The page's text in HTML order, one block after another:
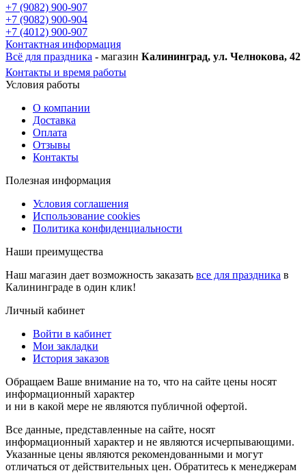
+7 (9082) 900-907
+7 (9082) 900-904
+7 (4012) 900-907
Контактная информация
Всё для праздника - магазин Калининград, ул. Челнокова, 42
Контакты и время работы
Условия работы
О компании
Доставка
Оплата
Отзывы
Контакты
Полезная информация
Условия соглашения
Использование cookies
Политика конфиденциальности
Наши преимущества
Наш магазин дает возможность заказать все для праздника в
Калининграде в один клик!
Личный кабинет
Войти в кабинет
Мои закладки
История заказов
Обращаем Ваше внимание на то, что на сайте цены носят
информационный характер
и ни в какой мере не являются публичной офертой.
Все данные, представленные на сайте, носят
информационный характер и не являются исчерпывающими.
Указанные цены являются рекомендованными и могут
отличаться от действительных цен. Обратитесь к менеджерам